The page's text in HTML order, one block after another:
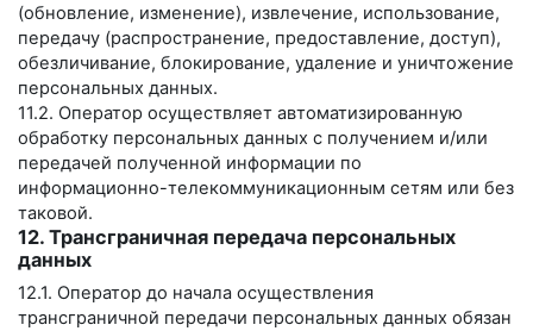
(обновление, изменение), извлечение, использование,
передачу (распространение, предоставление, доступ),
обезличивание, блокирование, удаление и уничтожение
персональных данных.
11.2. Оператор осуществляет автоматизированную
обработку персональных данных с получением и/или
передачей полученной информации по
информационно-телекоммуникационным сетям или без
таковой.
12. Трансграничная передача персональных
данных
12.1. Оператор до начала осуществления
трансграничной передачи персональных данных обязан